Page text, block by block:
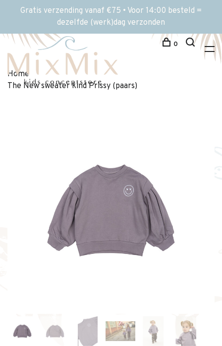
Gratis verzending vanaf €75 • Voor 14:00 besteld =
dezelfde (werk)dag verzonden
0
Home
The New sweater kind Prissy (paars)